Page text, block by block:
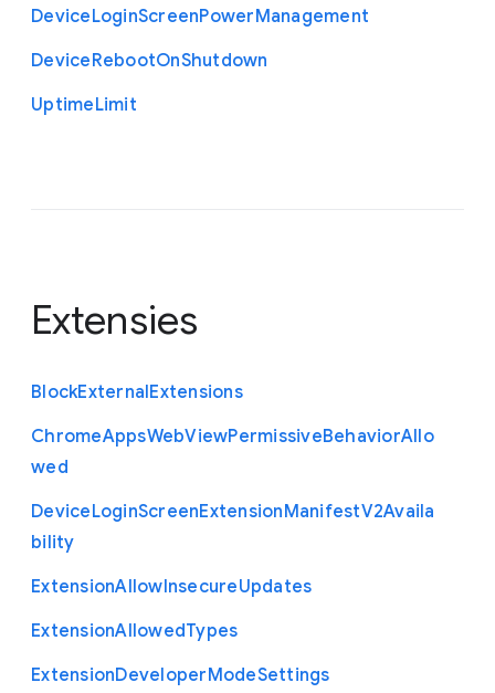
DeviceLoginScreenPowerManagement
DeviceRebootOnShutdown
UptimeLimit
Extensies
BlockExternalExtensions
ChromeAppsWebViewPermissiveBehaviorAllo
wed
DeviceLoginScreenExtensionManifestV2Availa
bility
ExtensionAllowInsecureUpdates
ExtensionAllowedTypes
ExtensionDeveloperModeSettings